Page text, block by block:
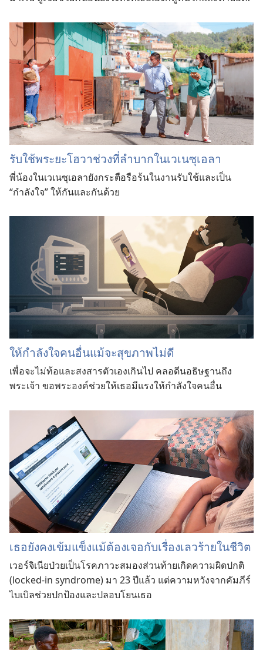
รับใช้​พระ​ยะโฮวา​ช่วง​ที่​ลำบาก​ใน​เวเนซุเอลา
พี่​น้อง​ใน​เวเนซุเอลา​ยัง​กระตือรือร้น​ใน​งาน​รับใช้​และ​เป็น
“กำลังใจ” ให้​กัน​และ​กัน​ด้วย
ให้กำลังใจคนอื่นแม้จะสุขภาพไม่ดี
เพื่อจะไม่ท้อและสงสารตัวเองเกินไป คลอดีนอธิษฐานถึง
พระเจ้า ขอพระองค์ช่วยให้เธอมีแรงให้กำลังใจคนอื่น
เธอยังคงเข้มแข็งแม้ต้องเจอกับเรื่องเลวร้ายในชีวิต
เวอร์จิเนียป่วยเป็นโรคภาวะสมองส่วนท้ายเกิดความผิดปกติ
(locked-in syndrome) มา 23 ปีแล้ว แต่ความหวังจากคัมภีร์
ไบเบิลช่วยปกป้องและปลอบโยนเธอ